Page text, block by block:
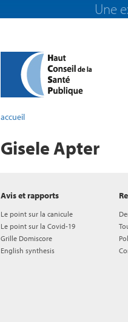
Une
accueil
Gisele Apter
Avis et rapports
Le point sur la canicule
Le point sur la Covid-19
Grille Domiscore
English synthesis